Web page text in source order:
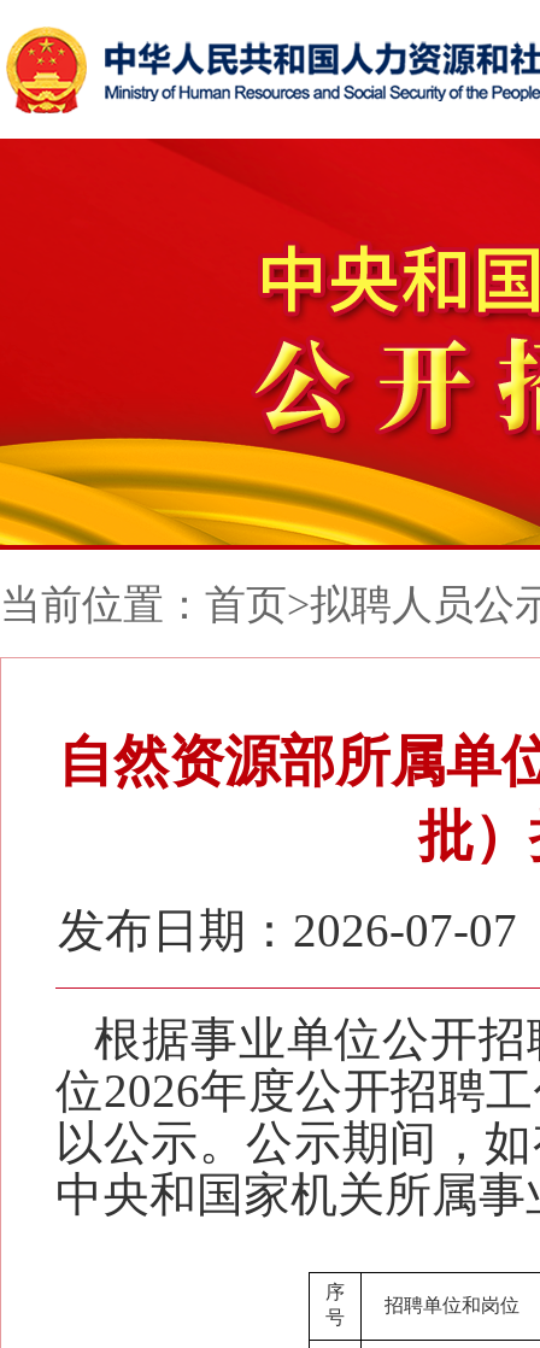
当前位置： 首页>拟聘人员公
自然资源部所属单
批
发布日期：2026-07-07
根据事业单位公开
位2026年度公开招聘
以公示。公示期间，
中央和国家机关所属
序
号
招聘单位和岗位